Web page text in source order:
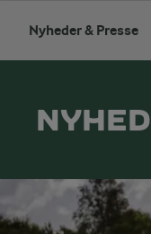
Nyheder & Presse